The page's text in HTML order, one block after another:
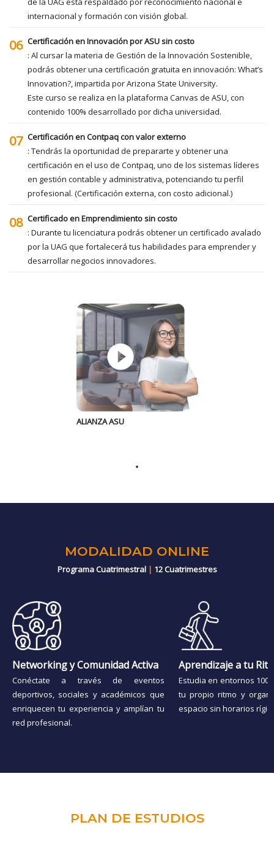
internacional y formación con visión global.
06 Certificación en Innovación por ASU sin costo
: Al cursar la materia de Gestión de la Innovación Sostenible,
podrás obtener una certificación gratuita en innovación: What’s
Innovation?, impartida por Arizona State University.
Este curso se realiza en la plataforma Canvas de ASU, con
contenido 100% desarrollado por dicha universidad.
07 Certificación en Contpaq con valor externo
: Tendrás la oportunidad de prepararte y obtener una
certificación en el uso de Contpaq, uno de los sistemas líderes
en gestión contable y administrativa, potenciando tu perfil
profesional. (Certificación externa, con costo adicional.)
08 Certificado en Emprendimiento sin costo
: Durante tu licenciatura podrás obtener un certificado avalado
por la UAG que fortalecerá tus habilidades para emprender y
desarrollar negocios innovadores.
ALIANZA ASU
MODALIDAD ONLINE
Programa Cuatrimestral | 12 Cuatrimestres
Networking y Comunidad Activa
Conéctate a través de eventos
deportivos, sociales y académicos que
enriquecen tu experiencia y amplían tu
red profesional.
Aprendizaje a tu
Estudia en entornos
tu propio ritmo y
espacio sin horarios
PLAN DE ESTUDIOS